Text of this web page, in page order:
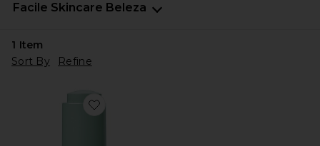
Facile Skincare Beleza
1 Item
Sort By
Refine
Favorite SÉRUM ANTIENVELHECIMENTO REVERSE